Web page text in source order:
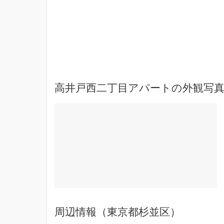
高井戸西二丁目アパートの外観写
周辺情報（東京都杉並区）